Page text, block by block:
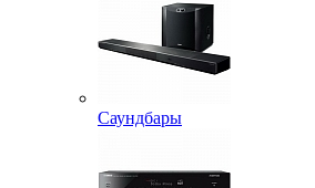
Саундбары